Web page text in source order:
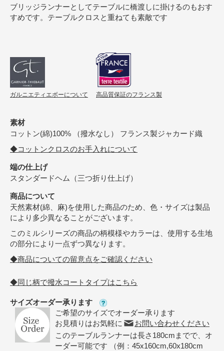
ブリッジランナーとしてテーブルに橋渡しに掛けるのもおす
すめです。テーブルクロスと重ねても素敵です
ガルニエティエボーについて 高品質保証のフランス製
素材
コットン(綿)100% （撥水なし） フランス製ジャカード織
◆コットンクロスのお手入れについて
端の仕上げ
スタンダードヘム（三つ折り仕上げ）
商品について
天然素材(綿、麻)を使用した商品のため、色・サイズは製品
により多少異なることがございます。
このミルシリーズの商品の柄模様やカラーは、使用する生地
の部分により一点ずつ異なります。
◆商品についての留意点をご確認ください
◆同じ柄で撥水コートタイプはこちら
サイズオーダー承ります
ご希望のサイズでオーダー承ります
お見積りはお気軽に
お問い合わせください
このテーブルランナーは長さ180cmまでで、オ
ーダー可能です （例：45x160cm,60x180cm